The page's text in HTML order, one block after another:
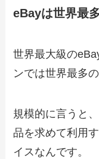
eBayは世界最
世界最大級の
ンでは世界最多
規模的に言うと
品を求めて利用
イスなんです。